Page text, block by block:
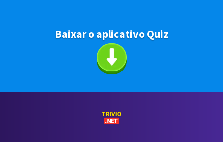
Baixar o aplicativo Quiz